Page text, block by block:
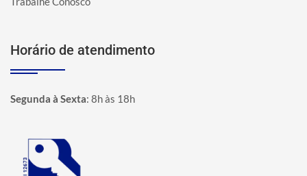
Horário de atendimento
Segunda à Sexta: 8h às 18h
Página inicial